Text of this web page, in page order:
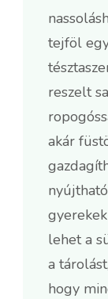
tejföl
reszelt
akár
lehet a
a
hogy